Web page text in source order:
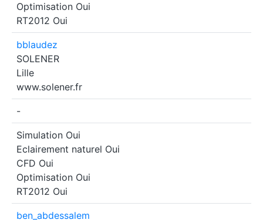
Optimisation Oui
RT2012 Oui
bblaudez
SOLENER
Lille
www.solener.fr
-
Simulation Oui
Eclairement naturel Oui
CFD Oui
Optimisation Oui
RT2012 Oui
ben_abdessalem